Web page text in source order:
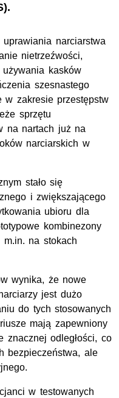
narciarstwa
nietrzeźwości,
kasków
szesnastego
w zakresie przestępstw
sprzętu
na nartach już na
narciarskich w
stało się
i zwiększającego
ubioru dla
kombinezony
na stokach
wynika, że nowe
jest dużo
do tych stosowanych
mają zapewniony
znacznej odległości, co
bezpieczeństwa, ale
w testowanych